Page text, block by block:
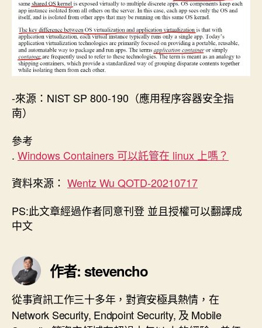
-來源：NIST SP 800-190（應用程序容器安全指
南）
參考
. Windows Containers 可以託管在 linux 上嗎？
資料來源： Wentz Wu QOTD-20210717
PS:此文章經過作者同意刊登 並且授權可以翻譯成
中文
作者: stevencho
從事資訊工作三十多年，對資安極具熱情，在
Network Security, Endpoint Security, 及 Mobile